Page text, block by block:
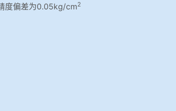
度偏差为0.05kg/cm2